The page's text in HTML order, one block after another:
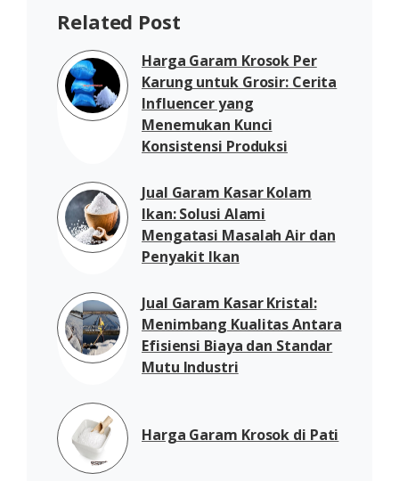
Related Post
Harga Garam Krosok Per
Karung untuk Grosir: Cerita
Influencer yang
Menemukan Kunci
Konsistensi Produksi
Jual Garam Kasar Kolam
Ikan: Solusi Alami
Mengatasi Masalah Air dan
Penyakit Ikan
Jual Garam Kasar Kristal:
Menimbang Kualitas Antara
Efisiensi Biaya dan Standar
Mutu Industri
Harga Garam Krosok di Pati